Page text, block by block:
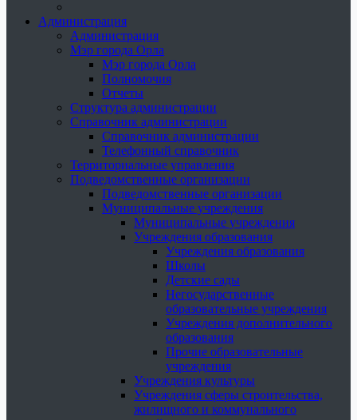
Администрация
Администрация
Мэр города Орла
Мэр города Орла
Полномочия
Отчеты
Структура администрации
Справочник администрации
Справочник администрации
Телефонный справочник
Территориальные управления
Подведомственные организации
Подведомственные организации
Муниципальные учреждения
Муниципальные учреждения
Учреждения образования
Учреждения образования
Школы
Детские сады
Негосударственные
образовательные учреждения
Учреждения дополнительного
образования
Прочие образовательные
учреждения
Учреждения культуры
Учреждения сферы строительства,
жилищного и коммунального